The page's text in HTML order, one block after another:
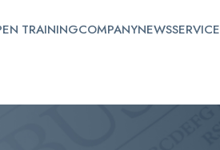
TRAININGCOMPANYNEWSSERVICE